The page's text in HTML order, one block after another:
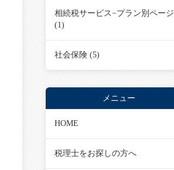
相続税サービス−プラン別ページ
(1)
社会保険 (5)
メニュー
HOME
税理士をお探しの方へ